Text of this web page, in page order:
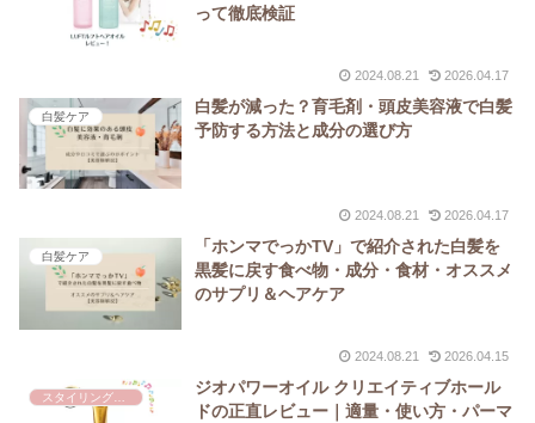
って徹底検証
2024.08.21 2026.04.17
白髪ケア
白髪が減った？育毛剤・頭皮美容液で白髪
予防する方法と成分の選び方
2024.08.21 2026.04.17
白髪ケア
「ホンマでっかTV」で紹介された白髪を
黒髪に戻す食べ物・成分・食材・オススメ
のサプリ＆ヘアケア
2024.08.21 2026.04.15
ジオパワーオイル クリエイティブホール
ドの正直レビュー｜適量・使い方・パーマ